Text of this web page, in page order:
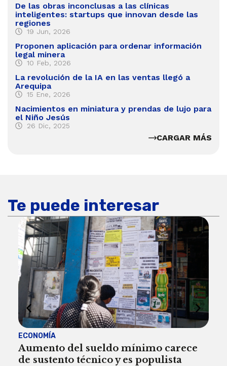
De las obras inconclusas a las clínicas
inteligentes: startups que innovan desde las
regiones
19 Jun, 2026
Proponen aplicación para ordenar información
legal minera
10 Feb, 2026
La revolución de la IA en las ventas llegó a
Arequipa
15 Ene, 2026
Nacimientos en miniatura y prendas de lujo para
el Niño Jesús
26 Dic, 2025
CARGAR MÁS
Te puede interesar
ECONOMÍA
Aumento del sueldo mínimo carece
de sustento técnico y es populista